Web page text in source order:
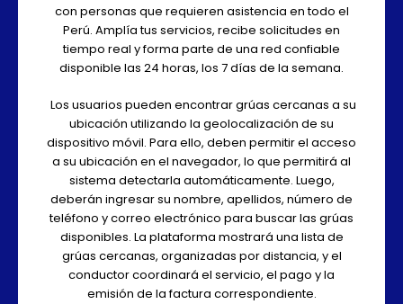
con personas que requieren asistencia en todo el
Perú. Amplía tus servicios, recibe solicitudes en
tiempo real y forma parte de una red confiable
disponible las 24 horas, los 7 días de la semana.
Los usuarios pueden encontrar grúas cercanas a su
ubicación utilizando la geolocalización de su
dispositivo móvil. Para ello, deben permitir el acceso
a su ubicación en el navegador, lo que permitirá al
sistema detectarla automáticamente. Luego,
deberán ingresar su nombre, apellidos, número de
teléfono y correo electrónico para buscar las grúas
disponibles. La plataforma mostrará una lista de
grúas cercanas, organizadas por distancia, y el
conductor coordinará el servicio, el pago y la
emisión de la factura correspondiente.